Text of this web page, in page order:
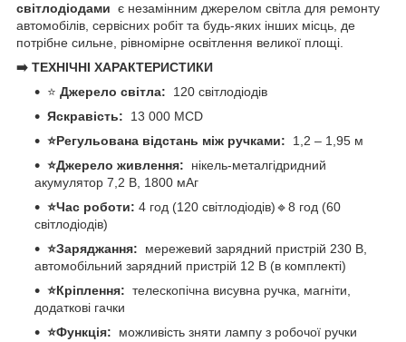
світлодіодами є незамінним джерелом світла для ремонту
автомобілів, сервісних робіт та будь-яких інших місць, де
потрібне сильне, рівномірне освітлення великої площі.
➡️ ТЕХНІЧНІ ХАРАКТЕРИСТИКИ
⭐ Джерело світла:
120 світлодіодів
Яскравість: 13 000 MCD
⭐Регульована відстань між ручками: 1,2 – 1,95 м
⭐Джерело живлення:
нікель-металгідридний
акумулятор 7,2 В, 1800 мАг
⭐Час роботи: 4 год (120 світлодіодів)🔹8 год (60
світлодіодів)
⭐Заряджання: мережевий зарядний пристрій 230 В,
автомобільний зарядний пристрій 12 В (в комплекті)
⭐Кріплення: телескопічна висувна ручка, магніти,
додаткові гачки
⭐Функція: можливість зняти лампу з робочої ручки